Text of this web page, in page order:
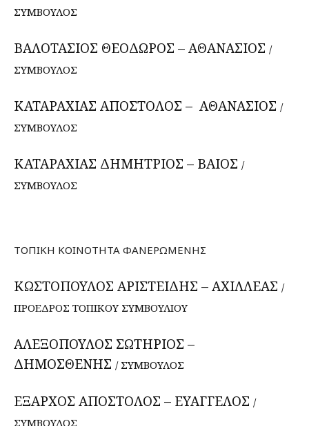
ΣΥΜΒΟΥΛΟΣ
ΒΑΛΟΤΑΣΙΟΣ ΘΕΟΔΩΡΟΣ – ΑΘΑΝΑΣΙΟΣ /
ΣΥΜΒΟΥΛΟΣ
ΚΑΤΑΡΑΧΙΑΣ ΑΠΟΣΤΟΛΟΣ – ΑΘΑΝΑΣΙΟΣ /
ΣΥΜΒΟΥΛΟΣ
ΚΑΤΑΡΑΧΙΑΣ ΔΗΜΗΤΡΙΟΣ – ΒΑΙΟΣ /
ΣΥΜΒΟΥΛΟΣ
ΤΟΠΙΚΗ ΚΟΙΝΟΤΗΤΑ ΦΑΝΕΡΩΜΕΝΗΣ
ΚΩΣΤΟΠΟΥΛΟΣ ΑΡΙΣΤΕΙΔΗΣ – ΑΧΙΛΛΕΑΣ /
ΠΡΟΕΔΡΟΣ ΤΟΠΙΚΟΥ ΣΥΜΒΟΥΛΙΟΥ
ΑΛΕΞΟΠΟΥΛΟΣ ΣΩΤΗΡΙΟΣ –
ΔΗΜΟΣΘΕΝΗΣ / ΣΥΜΒΟΥΛΟΣ
ΕΞΑΡΧΟΣ ΑΠΟΣΤΟΛΟΣ – ΕΥΑΓΓΕΛΟΣ /
ΣΥΜΒΟΥΛΟΣ